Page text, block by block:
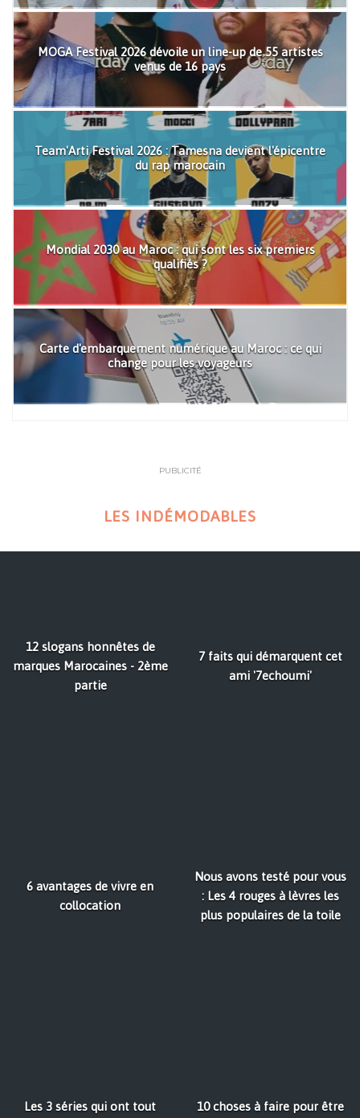
MOGA Festival 2026 dévoile un line-up de 55 artistes
venus de 16 pays
Team'Arti Festival 2026 : Tamesna devient l'épicentre
du rap marocain
Mondial 2030 au Maroc : qui sont les six premiers
qualifiés ?
Carte d'embarquement numérique au Maroc : ce qui
change pour les voyageurs
PUBLICITÉ
LES INDÉMODABLES
12 slogans honnêtes de
marques Marocaines - 2ème
partie
7 faits qui démarquent cet
ami '7echoumi'
6 avantages de vivre en
collocation
Nous avons testé pour vous
: Les 4 rouges à lèvres les
plus populaires de la toile
Les 3 séries qui ont tout
10 choses à faire pour être